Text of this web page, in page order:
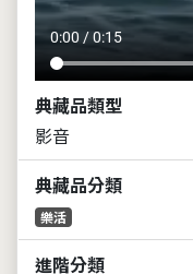
0:00 / 0:15
典藏品類型
影音
典藏品分類
樂活
進階分類